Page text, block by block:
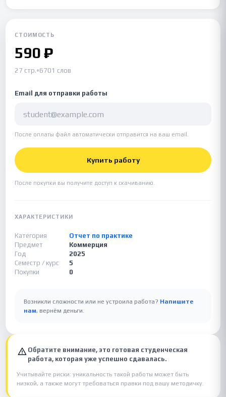
СТОИМОСТЬ
590 ₽
27 стр.•6701 слов
Email для отправки работы
После оплаты файл автоматически отправится на ваш email.
Купить работу
После покупки вы получите доступ к скачиванию.
ХАРАКТЕРИСТИКИ
Категория
Отчет по практике
Предмет
Коммерция
Год
2025
Семестр / курс
5
Покупки
0
Возникли сложности или не устроила работа? Напишите
нам, вернём деньги.
Обратите внимание, это готовая студенческая
работа, которая уже успешно сдавалась.
Учитывайте риски: уникальность такой работы может быть
низкой, а также могут требоваться правки под вашу методичку.